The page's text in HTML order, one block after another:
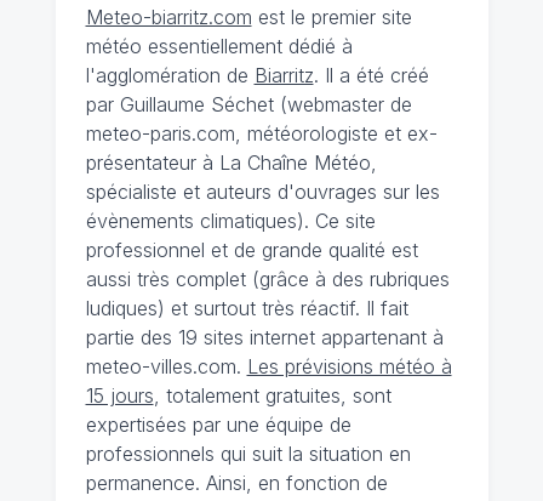
Meteo-biarritz.com est le premier site
météo essentiellement dédié à
l'agglomération de Biarritz. Il a été créé
par Guillaume Séchet (webmaster de
meteo-paris.com, météorologiste et ex-
présentateur à La Chaîne Météo,
spécialiste et auteurs d'ouvrages sur les
évènements climatiques). Ce site
professionnel et de grande qualité est
aussi très complet (grâce à des rubriques
ludiques) et surtout très réactif. Il fait
partie des 19 sites internet appartenant à
meteo-villes.com. Les prévisions météo à
15 jours , totalement gratuites, sont
expertisées par une équipe de
professionnels qui suit la situation en
permanence. Ainsi, en fonction de